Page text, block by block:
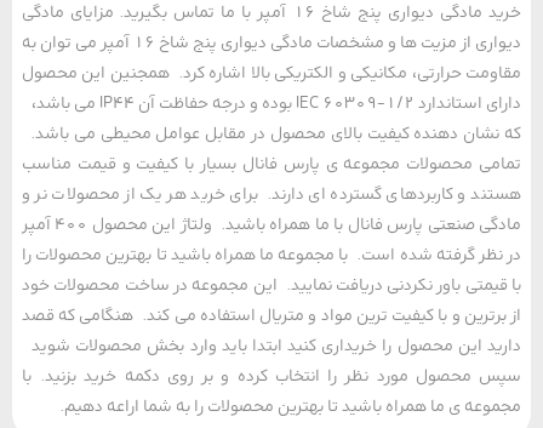
خرید مادگی دیواری پنج شاخ 16 آمپر با ما تماس بگیرید. مزایای مادگی
دیواری از مزیت ها و مشخصات مادگی دیواری پنج شاخ 16 آمپر می توان به
حرارتی، مکانیکی و الکتریکی بالا اشاره کرد. همجنین این محصول
دارای استاندارد IEC 60309-1/2 بوده و درجه حفاظت آن IP44 می باشد،
دهنده کیفیت بالای محصول در مقابل عوامل محیطی می باشد.
محصولات مجموعه ی پارس فانال بسیار با کیفیت و قیمت مناسب
و کاربردهای گسترده ای دارند. برای خرید هر یک از محصولات نر و
مادگی صنعتی پارس فانال با ما همراه باشید. ولتاژ این محصول 400 آمپر
گرفته شده است. با مجموعه ما همراه باشید تا بهترین محصولات را
باور نکردنی دریافت نمایید. این مجموعه در ساخت محصولات خود
و با کیفیت ترین مواد و متریال استفاده می کند. هنگامی که قصد
این محصول را خریداری کنید ابتدا باید وارد بخش محصولات شوید
محصول مورد نظر را انتخاب کرده و بر روی دکمه خرید بزنید. با
ی ما همراه باشید تا بهترین محصولات را به شما اراعه دهیم.